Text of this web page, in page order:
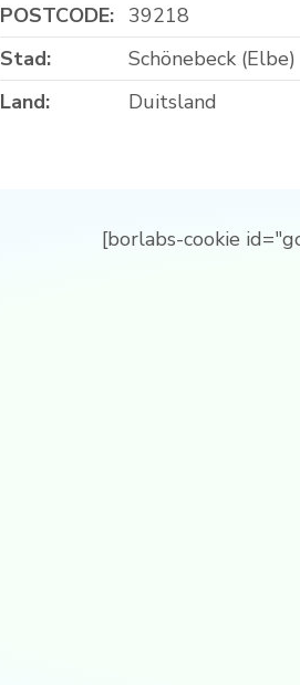
POSTCODE: 39218
Stad:
Schönebeck (Elbe)
Land:
Duitsland
[borlabs-cookie